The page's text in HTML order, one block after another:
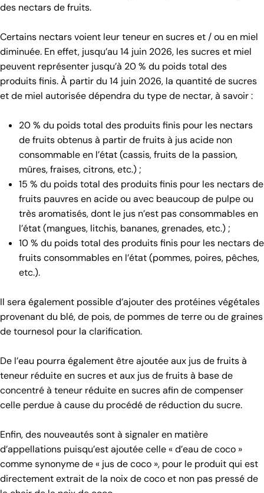
des nectars de fruits.
Certains nectars voient leur teneur en sucres et / ou en miel
diminuée. En effet, jusqu’au 14 juin 2026, les sucres et miel
peuvent représenter jusqu’à 20 % du poids total des
produits finis. À partir du 14 juin 2026, la quantité de sucres
et de miel autorisée dépendra du type de nectar, à savoir :
20 % du poids total des produits finis pour les nectars
de fruits obtenus à partir de fruits à jus acide non
consommable en l’état (cassis, fruits de la passion,
mûres, fraises, citrons, etc.) ;
15 % du poids total des produits finis pour les nectars de
fruits pauvres en acide ou avec beaucoup de pulpe ou
très aromatisés, dont le jus n’est pas consommables en
l’état (mangues, litchis, bananes, grenades, etc.) ;
10 % du poids total des produits finis pour les nectars de
fruits consommables en l’état (pommes, poires, pêches,
etc.).
Il sera également possible d’ajouter des protéines végétales
provenant du blé, de pois, de pommes de terre ou de graines
de tournesol pour la clarification.
De l’eau pourra également être ajoutée aux jus de fruits à
teneur réduite en sucres et aux jus de fruits à base de
concentré à teneur réduite en sucres afin de compenser
celle perdue à cause du procédé de réduction du sucre.
Enfin, des nouveautés sont à signaler en matière
d’appellations puisqu’est ajoutée celle « d’eau de coco »
comme synonyme de « jus de coco », pour le produit qui est
directement extrait de la noix de coco et non pas pressé de